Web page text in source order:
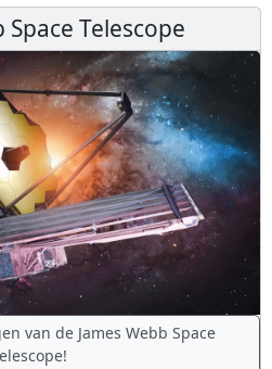
Space Telescope
van de James Webb Space